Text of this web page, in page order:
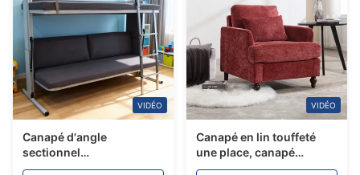
VIDÉO
Canapé d'angle
sectionnel
multifonctionnel avec lit
VIDÉO
Canapé en lin touffeté
une place, canapé
rembourré touffeté,